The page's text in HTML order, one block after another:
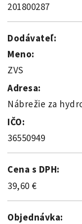
201800287
Dodávateľ:
Meno:
ZVS
Adresa:
Nábrežie za
IČO:
36550949
Cena s DPH:
39,60 €
Objednávka: